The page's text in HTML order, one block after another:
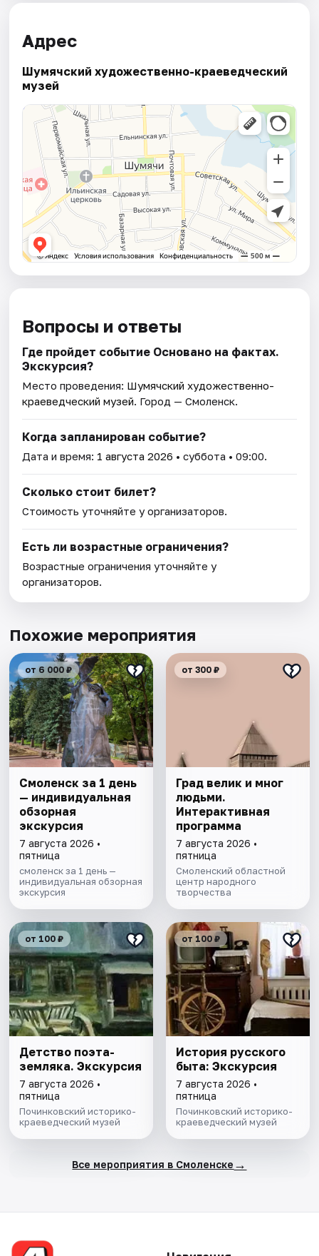
Адрес
Шумячский художественно-краеведческий
музей
Вопросы и ответы
Где пройдет событие Основано на фактах.
Экскурсия?
Место проведения: Шумячский художественно-
краеведческий музей. Город — Смоленск.
Когда запланирован событие?
Дата и время: 1 августа 2026 • суббота • 09:00.
Сколько стоит билет?
Стоимость уточняйте у организаторов.
Есть ли возрастные ограничения?
Возрастные ограничения уточняйте у
организаторов.
Похожие мероприятия
от 6 000 ₽
Смоленск за 1 день
— индивидуальная
обзорная
экскурсия
7 августа 2026 •
пятница
смоленск за 1 день —
индивидуальная обзорная
экскурсия
от 300 ₽
Град велик и мног
людьми.
Интерактивная
программа
7 августа 2026 •
пятница
Смоленский областной
центр народного
творчества
от 100 ₽
Детство поэта-
земляка. Экскурсия
7 августа 2026 •
пятница
Починковский историко-
краеведческий музей
от 100 ₽
История русского
быта: Экскурсия
7 августа 2026 •
пятница
Починковский историко-
краеведческий музей
Все мероприятия в Смоленске →